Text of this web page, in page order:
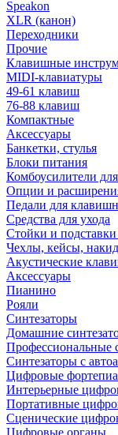
Speakon
XLR (канон)
Переходники
Прочие
Клавишные
MIDI-клавиатуры
49-61 клавиш
76-88 клавиш
Компактные
Аксессуары
Банкетки, стулья
Блоки питания
Комбоусилители
Опции и
Педали для
Средства для ухода
Стойки и
Чехлы, кейсы,
Акустические
Аксессуары
Пианино
Рояли
Синтезаторы
Домашние
Профессиональные
Синтезаторы с
Цифровые
Интерьерные
Портативные
Сценические
Цифровые органы